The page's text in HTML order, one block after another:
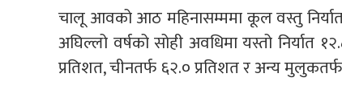
चालू आवको आठ महिनासम्ममा कूल वस्तु
अघिल्लो वर्षको सोही अवधिमा यस्तो निर्यात
प्रतिशत, चीनतर्फ ६२.० प्रतिशत र अन्य